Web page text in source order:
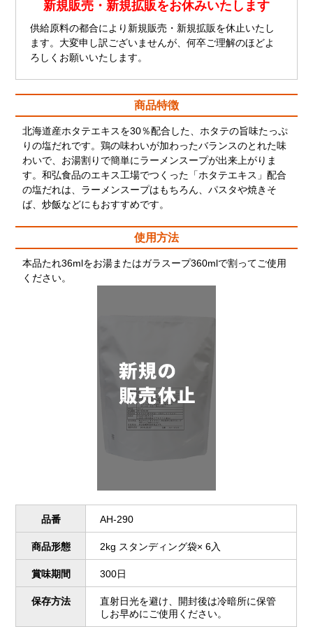
新規販売・新規拡販をお休みいたします
供給原料の都合により新規販売・新規拡販を休止いたし
ます。大変申し訳ございませんが、何卒ご理解のほどよ
ろしくお願いいたします。
商品特徴
北海道産ホタテエキスを30％配合した、ホタテの旨味たっぷ
りの塩だれです。鶏の味わいが加わったバランスのとれた味
わいで、お湯割りで簡単にラーメンスープが出来上がりま
す。和弘食品のエキス工場でつくった「ホタテエキス」配合
の塩だれは、ラーメンスープはもちろん、パスタや焼きそ
ば、炒飯などにもおすすめです。
使用方法
本品たれ36mlをお湯またはガラスープ360mlで割ってご使用
ください。
品番 AH-290
商品形態 2kg スタンディング袋× 6入
賞味期間 300日
保存方法
直射日光を避け、開封後は冷暗所に保管
しお早めにご使用ください。